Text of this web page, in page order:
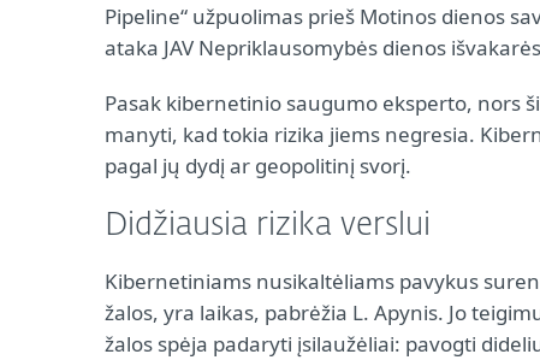
Pipeline“ užpuolimas prieš Motinos dienos
ataka JAV Nepriklausomybės dienos
Pasak kibernetinio saugumo eksperto, nors
manyti, kad tokia rizika jiems negresia.
pagal jų dydį ar geopolitinį svorį.
Didžiausia rizika verslui
Kibernetiniams nusikaltėliams pavykus
žalos, yra laikas, pabrėžia L. Apynis. Jo
žalos spėja padaryti įsilaužėliai: pavogti